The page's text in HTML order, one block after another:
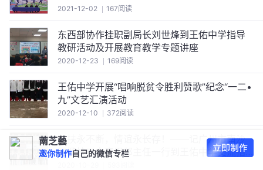
2021-12-02 167阅读
东西部协作挂职副局长刘世烽到王佑中学指导
教研活动及开展教育教学专题讲座
2020-12-23 169阅读
王佑中学开展“唱响脱贫令胜利赞歌”纪念“一二•
九”文艺汇演活动
2020-12-10 372阅读
帮扶永不断，情谊永长存！——记广州市南沙
区榄核二中麦用邦主任一行到王佑中学交流指
萳芝藝
邀你制作 自己的微信专栏